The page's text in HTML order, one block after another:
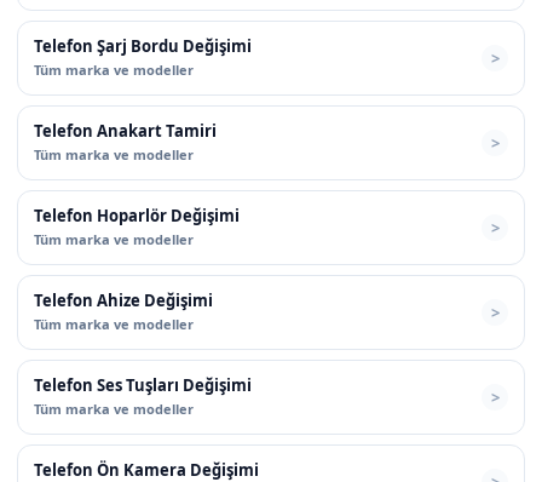
Telefon Şarj Bordu Değişimi
Tüm marka ve modeller
Telefon Anakart Tamiri
Tüm marka ve modeller
Telefon Hoparlör Değişimi
Tüm marka ve modeller
Telefon Ahize Değişimi
Tüm marka ve modeller
Telefon Ses Tuşları Değişimi
Tüm marka ve modeller
Telefon Ön Kamera Değişimi